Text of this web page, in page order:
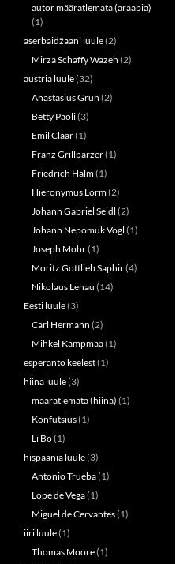
autor määratlemata (araabia)
(1)
aserbaidžaani luule(2)
Mirza Schaffy Wazeh (2)
austria luule(32)
Anastasius Grün (2)
Betty Paoli(3)
Emil Claar(1)
Franz Grillparzer(1)
Friedrich Halm(1)
Hieronymus Lorm(2)
Johann Gabriel Seidl (2)
Johann Nepomuk Vogl (1)
Joseph Mohr(1)
Moritz Gottlieb Saphir(4)
Nikolaus Lenau (14)
Eesti luule(3)
Carl Hermann (2)
Mihkel Kampmaa(1)
esperanto keelest(1)
hiina luule(3)
määratlemata (hiina) (1)
Konfutsius(1)
Li Bo(1)
hispaania luule(3)
Antonio Trueba(1)
Lope de Vega(1)
Miguel de Cervantes(1)
iiri luule(1)
Thomas Moore(1)